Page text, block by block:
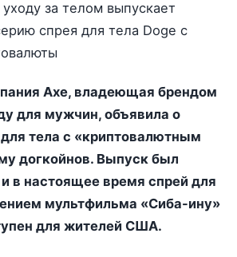
Axe, владеющая брендом
для мужчин, объявила о
тела с «криптовалютным
догкойнов. Выпуск был
в настоящее время спрей для
мультфильма «Сиба-ину»
для жителей США.